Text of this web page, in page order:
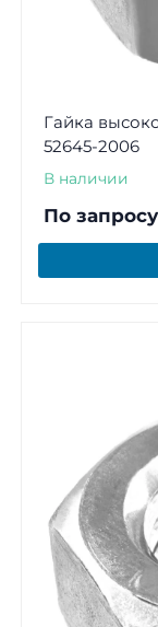
Гайка
52645-2006
В наличии
По запросу